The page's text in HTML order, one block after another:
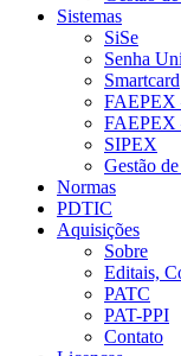
Sistemas
SiSe
Senha
Smartcard
FAEPEX
FAEPEX
SIPEX
Gestão
Normas
PDTIC
Aquisições
Sobre
Editais,
PATC
PAT-PPI
Contato